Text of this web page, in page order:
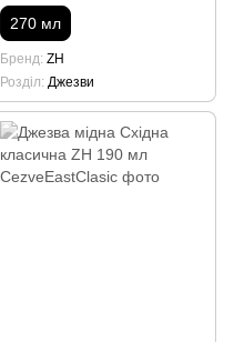
270 мл
Бренд ZH
Розділ Джезви